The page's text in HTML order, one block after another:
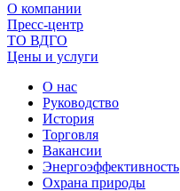
О компании
Пресс-центр
TO ВДГО
Цены и услуги
О нас
Руководство
История
Торговля
Вакансии
Энергоэффективность
Охрана природы